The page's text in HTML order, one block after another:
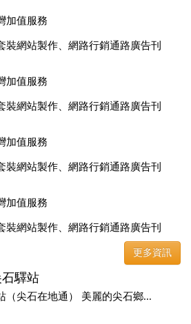
加值服務
裝網站製作、網路行銷通路廣告刊
旅行社銷售，全面優惠中....
加值服務
裝網站製作、網路行銷通路廣告刊
旅行社銷售，全面優惠中....
加值服務
裝網站製作、網路行銷通路廣告刊
旅行社銷售，全面優惠中....
加值服務
裝網站製作、網路行銷通路廣告刊
旅行社銷售，全面優惠中....
更多資訊
驛站
（尖石在地通） 美麗的尖石鄉...